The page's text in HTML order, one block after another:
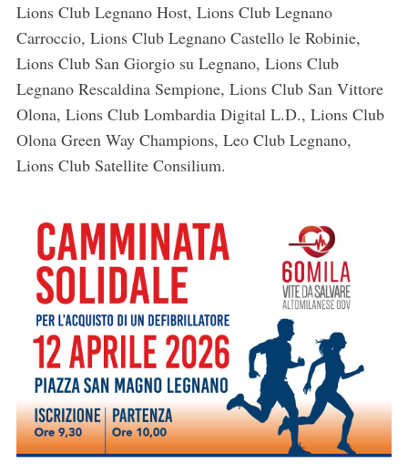
Lions Club Legnano Host, Lions Club Legnano
Carroccio, Lions Club Legnano Castello le Robinie,
Lions Club San Giorgio su Legnano, Lions Club
Legnano Rescaldina Sempione, Lions Club San Vittore
Olona, Lions Club Lombardia Digital L.D., Lions Club
Olona Green Way Champions, Leo Club Legnano,
Lions Club Satellite Consilium.